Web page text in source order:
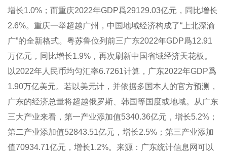
增长1.0%；而重庆2022年GDP爲29129.03亿元，同比增长
2.6%。重庆一举超越广州，中国地域经济构成了“上北深渝
广”的全新格式。粤苏鲁位列前三广东2022年GDP爲12.91
万亿元，同比增长1.9%，再次刷新中国省域经济天花板。
以2022年人民币均匀汇率6.7261计算，广东2022年GDP爲
1.90万亿美元。若以美元计，并依据多国本人的官方预测，
广东的经济总量将超越俄罗斯、韩国等国度或地域。从广东
三大产业来看，第一产业添加值5340.36亿元，增长5.2%；
第二产业添加值52843.51亿元，增长2.5%；第三产业添加
值70934.71亿元，增长1.2%。来源：广东统计信息网可以